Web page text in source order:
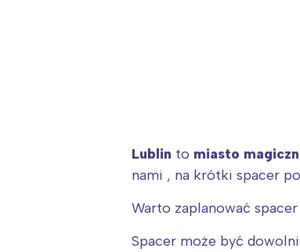
Lublin to miasto
nami , na krótki spacer
Warto zaplanować
Spacer może być